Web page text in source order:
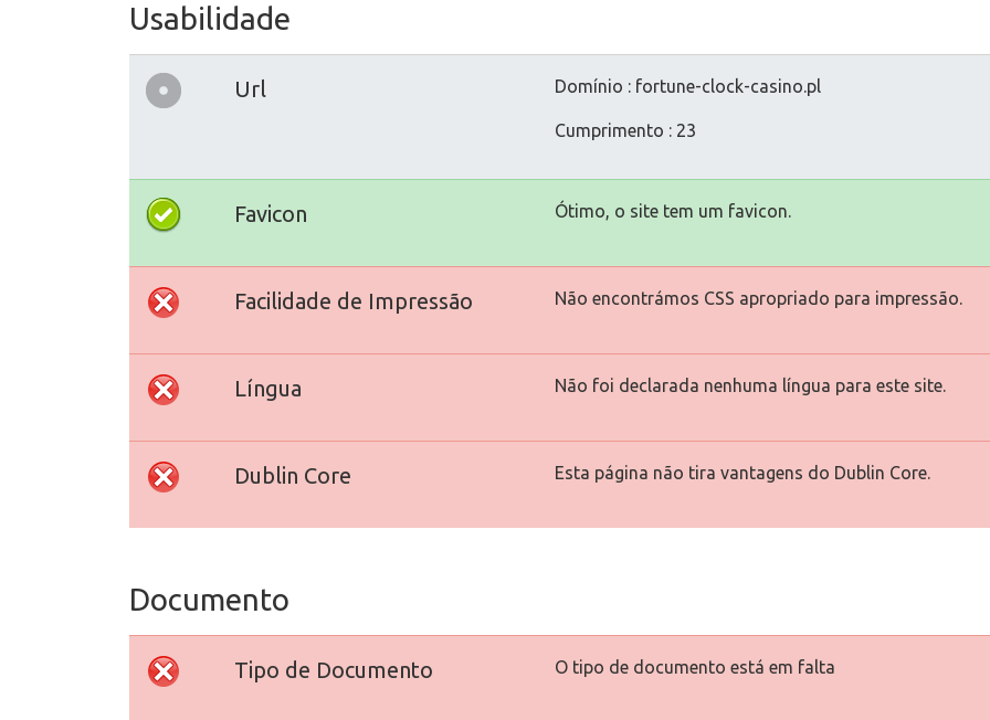
Usabilidade
Url Domínio : fortune-clock-casino.pl
Cumprimento : 23
Favicon Ótimo, o site tem um favicon.
Facilidade de Impressão Não encontrámos CSS apropriado para impressão.
Língua Não foi declarada nenhuma língua para este site.
Dublin Core Esta página não tira vantagens do Dublin Core.
Documento
Tipo de Documento O tipo de documento está em falta